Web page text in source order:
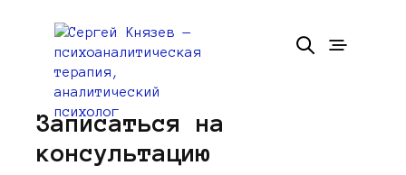
Записаться на
консультацию